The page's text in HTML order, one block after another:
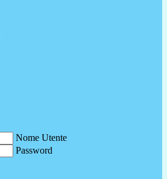
Nome Utente
Password